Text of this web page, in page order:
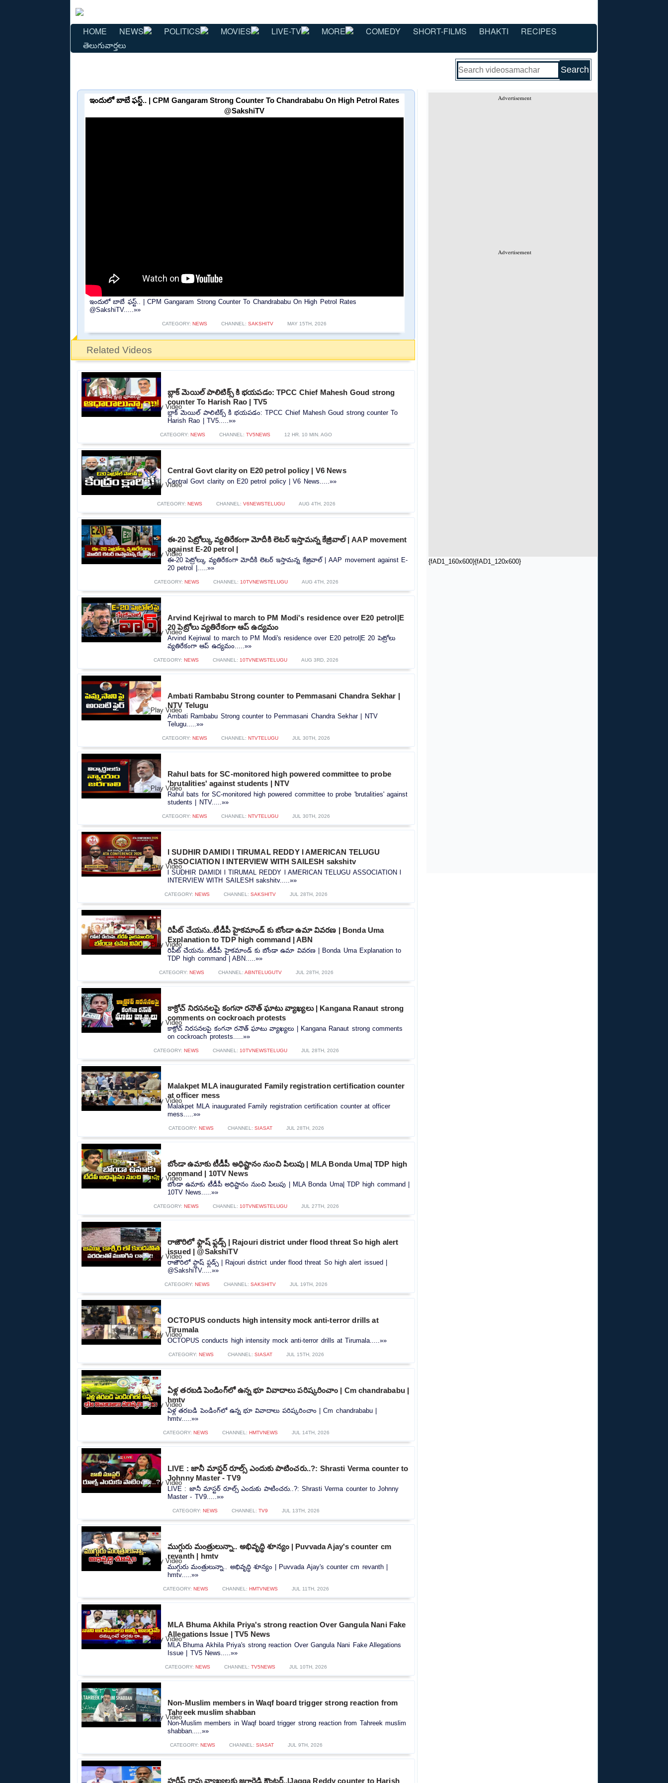
HOME NEWS POLITICS MOVIES LIVE-TV MORE COMEDY SHORT-FILMS BHAKTI
RECIPES
తెలుగువార్తలు
Advertisement
Advertisement
{fAD1_160x600}{fAD1_120x600}
ఇందులో బాబే ఫస్ట్.. | CPM Gangaram Strong Counter To Chandrababu On High Petrol Rates
@SakshiTV
ఇందులో బాబే ఫస్ట్.. | CPM Gangaram Strong Counter To Chandrababu On High Petrol Rates
@SakshiTV.....»»
CATEGORY: NEWS CHANNEL:SAKSHITV MAY 15TH, 2026
Related Videos
బ్లాక్ మెయిల్ పాలిటిక్స్ కి భయపడం: TPCC Chief Mahesh Goud strong
counter To Harish Rao | TV5
బ్లాక్ మెయిల్ పాలిటిక్స్ కి భయపడం: TPCC Chief Mahesh Goud strong counter To
Harish Rao | TV5.....»»
CATEGORY: NEWS CHANNEL: TV5NEWS 12 HR. 10 MIN. AGO
Central Govt clarity on E20 petrol policy | V6 News
Central Govt clarity on E20 petrol policy | V6 News.....»»
CATEGORY: NEWS CHANNEL: V6NEWSTELUGU AUG 4TH, 2026
ఈ-20 పెట్రోల్కు వ్యతిరేకంగా మోదీకి లెటర్ ఇస్తామన్న కేజ్రివాల్ | AAP movement
against E-20 petrol |
ఈ-20 పెట్రోల్కు వ్యతిరేకంగా మోదీకి లెటర్ ఇస్తామన్న కేజ్రివాల్ | AAP movement against E-
20 petrol |.....»»
CATEGORY: NEWS CHANNEL: 10TVNEWSTELUGU AUG 4TH, 2026
Arvind Kejriwal to march to PM Modi's residence over E20 petrol|E
20 పెట్రోలు వ్యతిరేకంగా ఆప్ ఉద్యమం
Arvind Kejriwal to march to PM Modi's residence over E20 petrol|E 20 పెట్రోలు
వ్యతిరేకంగా ఆప్ ఉద్యమం.....»»
CATEGORY: NEWS CHANNEL: 10TVNEWSTELUGU AUG 3RD, 2026
Ambati Rambabu Strong counter to Pemmasani Chandra Sekhar |
NTV Telugu
Ambati Rambabu Strong counter to Pemmasani Chandra Sekhar | NTV
Telugu.....»»
CATEGORY: NEWS CHANNEL: NTVTELUGU JUL 30TH, 2026
Rahul bats for SC-monitored high powered committee to probe
'brutalities' against students | NTV
Rahul bats for SC-monitored high powered committee to probe 'brutalities' against
students | NTV.....»»
CATEGORY: NEWS CHANNEL: NTVTELUGU JUL 30TH, 2026
l SUDHIR DAMIDI l TIRUMAL REDDY l AMERICAN TELUGU
ASSOCIATION l INTERVIEW WITH SAILESH sakshitv
l SUDHIR DAMIDI l TIRUMAL REDDY l AMERICAN TELUGU ASSOCIATION l
INTERVIEW WITH SAILESH sakshitv.....»»
CATEGORY: NEWS CHANNEL: SAKSHITV JUL 28TH, 2026
రిపీట్ చేయను..టీడీపీ హైకమాండ్ కు బోండా ఉమా వివరణ | Bonda Uma
Explanation to TDP high command | ABN
రిపీట్ చేయను..టీడీపీ హైకమాండ్ కు బోండా ఉమా వివరణ | Bonda Uma Explanation to
TDP high command | ABN.....»»
CATEGORY: NEWS CHANNEL: ABNTELUGUTV JUL 28TH, 2026
కాక్రోచ్ నిరసనలపై కంగనా రనౌత్ ఘాటు వ్యాఖ్యలు | Kangana Ranaut strong
comments on cockroach protests
కాక్రోచ్ నిరసనలపై కంగనా రనౌత్ ఘాటు వ్యాఖ్యలు | Kangana Ranaut strong comments
on cockroach protests.....»»
CATEGORY: NEWS CHANNEL: 10TVNEWSTELUGU JUL 28TH, 2026
Malakpet MLA inaugurated Family registration certification counter
at officer mess
Malakpet MLA inaugurated Family registration certification counter at officer
mess.....»»
CATEGORY: NEWS CHANNEL: SIASAT JUL 28TH, 2026
బోండా ఉమాకు టీడీపీ అధిష్టానం నుంచి పిలుపు | MLA Bonda Uma| TDP high
command | 10TV News
బోండా ఉమాకు టీడీపీ అధిష్టానం నుంచి పిలుపు | MLA Bonda Uma| TDP high command |
10TV News.....»»
CATEGORY: NEWS CHANNEL: 10TVNEWSTELUGU JUL 27TH, 2026
రాజౌరిలో ఫ్లాష్ ఫ్లడ్స్ | Rajouri district under flood threat So high alert
issued | @SakshiTV
రాజౌరిలో ఫ్లాష్ ఫ్లడ్స్ | Rajouri district under flood threat So high alert issued |
@SakshiTV.....»»
CATEGORY: NEWS CHANNEL: SAKSHITV JUL 19TH, 2026
OCTOPUS conducts high intensity mock anti-terror drills at
Tirumala
OCTOPUS conducts high intensity mock anti-terror drills at Tirumala.....»»
CATEGORY: NEWS CHANNEL: SIASAT JUL 15TH, 2026
ఏళ్ల తరబడి పెండింగ్‌లో ఉన్న భూ వివాదాలు పరిష్కరించాం | Cm chandrababu |
hmtv
ఏళ్ల తరబడి పెండింగ్‌లో ఉన్న భూ వివాదాలు పరిష్కరించాం | Cm chandrababu |
hmtv.....»»
CATEGORY: NEWS CHANNEL: HMTVNEWS JUL 14TH, 2026
LIVE : జానీ మాస్టర్‌ రూల్స్ ఎందుకు పాటించరు..?: Shrasti Verma counter to
Johnny Master - TV9
LIVE : జానీ మాస్టర్‌ రూల్స్ ఎందుకు పాటించరు..?: Shrasti Verma counter to Johnny
Master - TV9.....»»
CATEGORY: NEWS CHANNEL: TV9 JUL 13TH, 2026
ముగ్గురు మంత్రులున్నా.. అభివృద్ధి శూన్యం | Puvvada Ajay's counter cm
revanth | hmtv
ముగ్గురు మంత్రులున్నా.. అభివృద్ధి శూన్యం | Puvvada Ajay's counter cm revanth |
hmtv.....»»
CATEGORY: NEWS CHANNEL: HMTVNEWS JUL 11TH, 2026
MLA Bhuma Akhila Priya's strong reaction Over Gangula Nani Fake
Allegations Issue | TV5 News
MLA Bhuma Akhila Priya's strong reaction Over Gangula Nani Fake Allegations
Issue | TV5 News.....»»
CATEGORY: NEWS CHANNEL: TV5NEWS JUL 10TH, 2026
Non-Muslim members in Waqf board trigger strong reaction from
Tahreek muslim shabban
Non-Muslim members in Waqf board trigger strong reaction from Tahreek muslim
shabban.....»»
CATEGORY: NEWS CHANNEL: SIASAT JUL 9TH, 2026
హరీష్ రావు వ్యాఖ్యలకు జగ్గారెడ్డి కౌంటర్..|Jagga Reddy counter to Harish